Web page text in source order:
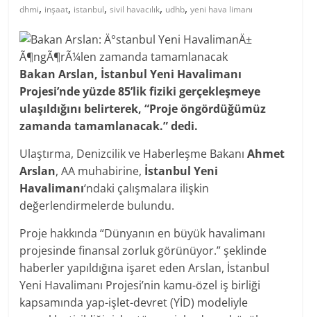
dhmi, inşaat, istanbul,sivil havacılık, udhb,yeni hava limanı
Bakan Arslan, İstanbul Yeni Havalimanı
Projesi’nde yüzde 85’lik fiziki gerçekleşmeye
ulaşıldığını belirterek, “Proje öngördüğümüz
zamanda tamamlanacak.” dedi.
Ulaştırma, Denizcilik ve Haberleşme BakanıAhmet
Arslan, AA muhabirine, İstanbul Yeni
Havalimanı‘ndaki çalışmalara ilişkin
değerlendirmelerde bulundu.
Proje hakkında “Dünyanın en büyük havalimanı
projesinde finansal zorluk görünüyor.” şeklinde
haberler yapıldığına işaret eden Arslan, İstanbul
Yeni Havalimanı Projesi’nin kamu-özel iş birliği
kapsamında yap-işlet-devret (YİD) modeliyle